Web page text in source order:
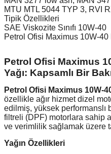
MTU MTL 5044 TYP 3, RVI
Tipik Özellikleri
SAE Viskozite Sınıfı 10W-40
Petrol Ofisi Maximus 10W-40
Petrol Ofisi Maximus
Yağı: Kapsamlı Bir
Petrol Ofisi Maximus 10W-
özellikle ağır hizmet dizel
edilmiş, yüksek performanslı
filtreli (DPF) motorlara sahip
ve verimlilik sağlamak üzere
Yağın Özellikleri